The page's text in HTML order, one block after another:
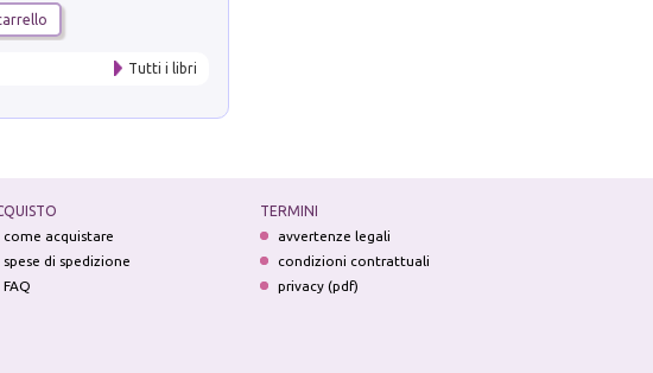
Tutti i libri
come acquistare
spese di spedizione
FAQ
TERMINI
avvertenze legali
condizioni contrattuali
privacy (pdf)